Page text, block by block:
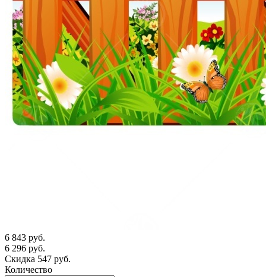
6 843 руб.
6 296 руб.
Скидка 547 руб.
Количество